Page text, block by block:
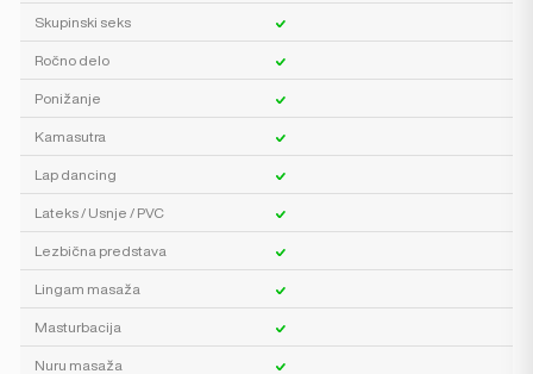
Skupinski seks
Ročno delo
Ponižanje
Kamasutra
Lap dancing
Lateks / Usnje / PVC
Lezbična predstava
Lingam masaža
Masturbacija
Nuru masaža